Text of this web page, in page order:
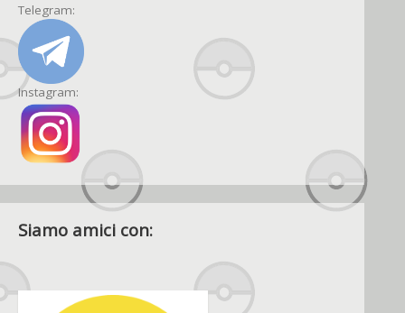
Telegram:
Instagram:
Siamo amici con: